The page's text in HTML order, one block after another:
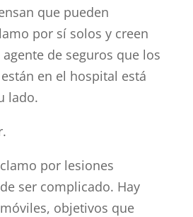
que pueden
por sí solos y creen
de seguros que los
en el hospital está
lado.
por lesiones
ser complicado. Hay
objetivos que